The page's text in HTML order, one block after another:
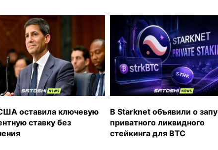
оставила ключевую
ставку без
В Starknet объявили о
приватного ликвидного
стейкинга для BTC